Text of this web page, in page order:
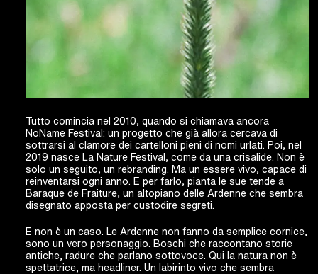
Tutto comincia nel 2010, quando si chiamava ancora
NoName Festival: un progetto che già allora cercava di
sottrarsi al clamore dei cartelloni pieni di nomi urlati. Poi, nel
2019 nasce La Nature Festival, come da una crisalide. Non è
solo un seguito, un rebranding. Ma un essere vivo, capace di
reinventarsi ogni anno. E per farlo, pianta le sue tende a
Baraque de Fraiture, un altopiano delle Ardenne che sembra
disegnato apposta per custodire segreti.
E non è un caso. Le Ardenne non fanno da semplice cornice,
sono un vero personaggio. Boschi che raccontano storie
antiche, radure che parlano sottovoce. Qui la natura non è
spettatrice, ma headliner. Un labirinto vivo che sembra